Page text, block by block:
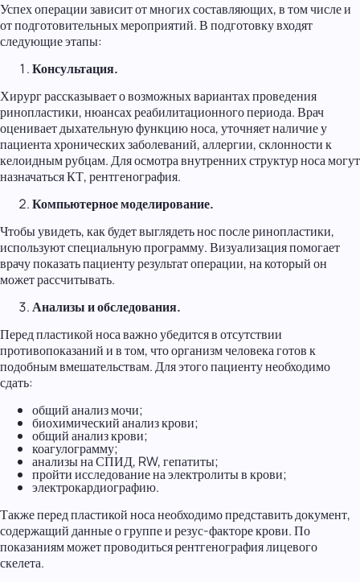
Успех операции зависит от многих составляющих, в том числе и
от подготовительных мероприятий. В подготовку входят
следующие этапы:
Консультация.
Хирург рассказывает о возможных вариантах проведения
ринопластики, нюансах реабилитационного периода. Врач
оценивает дыхательную функцию носа, уточняет наличие у
пациента хронических заболеваний, аллергии, склонности к
келоидным рубцам. Для осмотра внутренних структур носа могут
назначаться КТ, рентгенография.
Компьютерное моделирование.
Чтобы увидеть, как будет выглядеть нос после ринопластики,
используют специальную программу. Визуализация помогает
врачу показать пациенту результат операции, на который он
может рассчитывать.
Анализы и обследования.
Перед пластикой носа важно убедится в отсутствии
противопоказаний и в том, что организм человека готов к
подобным вмешательствам. Для этого пациенту необходимо
сдать:
общий анализ мочи;
биохимический анализ крови;
общий анализ крови;
коагулограмму;
анализы на СПИД, RW, гепатиты;
пройти исследование на электролиты в крови;
электрокардиографию.
Также перед пластикой носа необходимо представить документ,
содержащий данные о группе и резус-факторе крови. По
показаниям может проводиться рентгенография лицевого
скелета.